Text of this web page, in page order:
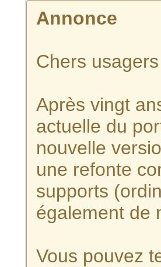
Annonce
Chers
Après vingt
actuelle du
nouvelle
une refonte
supports
également de
Vous pouvez